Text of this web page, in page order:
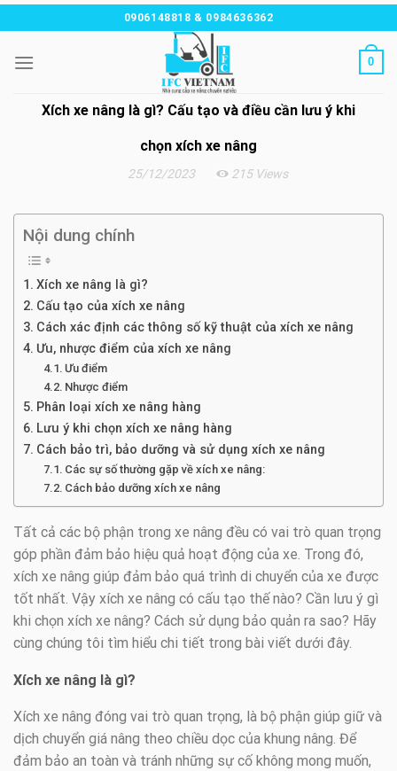
Chuyển
đến
nội
0906148818 & 0984636362
0
25/12/2023 215 Views
Xích xe nâng là gì? Cấu tạo và điều cần lưu ý khi
chọn xích xe nâng
Nội dung chính
Xích xe nâng là gì?
Cấu tạo của xích xe nâng
Cách xác định các thông số kỹ thuật của xích xe nâng
Ưu, nhược điểm của xích xe nâng
Ưu điểm
Nhược điểm
Phân loại xích xe nâng hàng
Lưu ý khi chọn xích xe nâng hàng
Cách bảo trì, bảo dưỡng và sử dụng xích xe nâng
Các sự số thường gặp về xích xe nâng:
Cách bảo dưỡng xích xe nâng
Tất cả các bộ phận trong xe nâng đều có vai trò quan trọng
góp phần đảm bảo hiệu quả hoạt động của xe. Trong đó,
xích xe nâng giúp đảm bảo quá trình di chuyển của xe được
tốt nhất. Vậy xích xe nâng có cấu tạo thế nào? Cần lưu ý gì
khi chọn xích xe nâng? Cách sử dụng bảo quản ra sao? Hãy
cùng chúng tôi tìm hiểu chi tiết trong bài viết dưới đây.
Xích xe nâng là gì?
Xích xe nâng đóng vai trò quan trọng, là bộ phận giúp giữ và
dịch chuyển giá nâng theo chiều dọc của khung nâng. Để
đảm bảo an toàn và tránh những sự cố không mong muốn,